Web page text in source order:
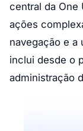
central da One
ações
navegação e a
inclui desde o
administração